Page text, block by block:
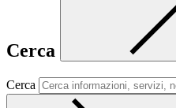
Cerca
Cerca